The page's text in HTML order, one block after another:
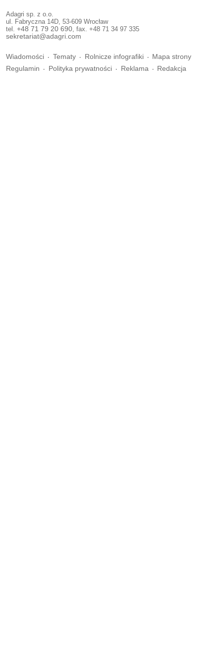
Adagri sp. z o.o.
ul. Fabryczna 14D, 53-609 Wrocław
tel. +48 71 79 20 690 , fax. +48 71 34 97 335
sekretariat@adagri.com
Wiadomości Tematy Rolnicze infografiki
Mapa strony
Regulamin
Polityka prywatności Reklama Redakcja